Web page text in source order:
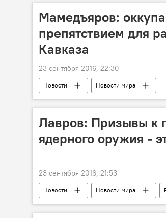
Мамедъяров:
препятствием для
Кавказа
23 сентября 2016, 22:30
Новости Новости мира
Лавров: Призывы к
ядерного оружия -
23 сентября 2016, 21:53
Новости Новости мира